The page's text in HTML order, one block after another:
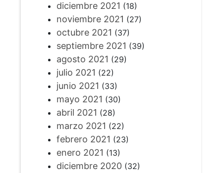
diciembre 2021 (18)
noviembre 2021 (27)
octubre 2021 (37)
septiembre 2021 (39)
agosto 2021 (29)
julio 2021 (22)
junio 2021 (33)
mayo 2021 (30)
abril 2021 (28)
marzo 2021 (22)
febrero 2021 (23)
enero 2021 (13)
diciembre 2020(32)